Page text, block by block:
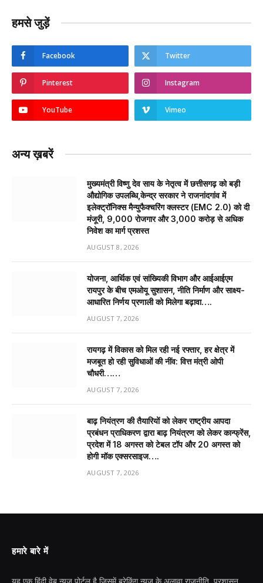
हमसे जुड़ें
Facebook Twitter
Pinterest Instagram
YouTube Vimeo
अन्य ख़बरें
मुख्यमंत्री विष्णु देव साय के नेतृत्व में छत्तीसगढ़ को बड़ी
औद्योगिक उपलब्धि,केन्द्र सरकार ने राजनांदगांव में
इलेक्ट्रॉनिक्स मैन्युफैक्चरिंग क्लस्टर (EMC 2.0) को दी
मंजूरी, 9,000 रोजगार और ₹3,000 करोड़ से अधिक
निवेश का मार्ग प्रशस्त
AUGUST 8, 2026
योजना, आर्थिक एवं सांख्यिकी विभाग और आईआईएम
रायपुर के बीच एमओयू सुशासन, नीति निर्माण और साक्ष्य-
आधारित निर्णय प्रणाली को मिलेगा बढ़ावा….
AUGUST 7, 2026
रायगढ़ में विकास को मिल रही नई रफ्तार, हर क्षेत्र में
मजबूत हो रही सुविधाओं की नींव: वित्त मंत्री ओपी
चौधरी……
AUGUST 7, 2026
बाढ़ नियंत्रण की तैयारियों को लेकर राष्ट्रीय आपदा
प्रबंधन प्राधिकरण द्वारा बाढ़ नियंत्रण को लेकर कान्फ्रेंस,
प्रदेश में 18 अगस्त को टेबल टॉप और 20 अगस्त को
होगी मॉक एक्सरसाइज….
AUGUST 7, 2026
हमारे बारे में